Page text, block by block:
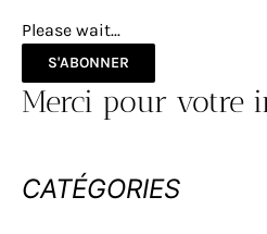
Please wait...
S'ABONNER
Merci pour votre
CATÉGORIES